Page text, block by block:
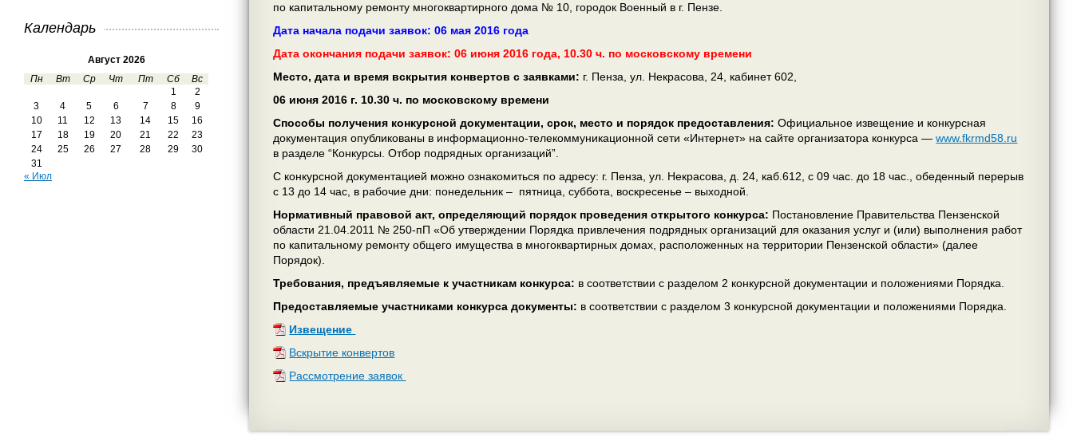
Календарь
Август 2026
Пн
Вт Ср Чт Пт Сб
Вс
1
2
3
4 5 6 7 8
9
10
11 12 13 14 15
16
17
18 19 20 21 22
23
24
25 26 27 28 29
30
31
« Июл
по капитальному ремонту многоквартирного дома № 10, городок Военный в г. Пензе.
Дата начала подачи заявок: 06 мая 2016 года
Дата окончания подачи заявок: 06 июня 2016 года, 10.30 ч. по московскому времени
Место, дата и время вскрытия конвертов с заявками: г. Пенза, ул. Некрасова, 24, кабинет 602,
06 июня 2016 г. 10.30 ч. по московскому времени
Способы получения конкурсной документации, срок, место и порядок предоставления:Официальное извещение и конкурсная
документация опубликованы в информационно-телекоммуникационной сети «Интернет» на сайте организатора конкурса —www.fkrmd58.ru
в разделе “Конкурсы. Отбор подрядных организаций”.
С конкурсной документацией можно ознакомиться по адресу: г. Пенза, ул. Некрасова, д. 24, каб.612, с 09 час. до 18 час., обеденный перерыв
с 13 до 14 час, в рабочие дни: понедельник – пятница, суббота, воскресенье – выходной.
Нормативный правовой акт, определяющий порядок проведения открытого конкурса: Постановление Правительства Пензенской
области 21.04.2011 № 250-пП «Об утверждении Порядка привлечения подрядных организаций для оказания услуг и (или) выполнения работ
по капитальному ремонту общего имущества в многоквартирных домах, расположенных на территории Пензенской области» (далее
Порядок).
Требования, предъявляемые к участникам конкурса: в соответствии с разделом 2 конкурсной документации и положениями Порядка.
Предоставляемые участниками конкурса документы: в соответствии с разделом 3 конкурсной документации и положениями Порядка.
Извещение
Вскрытие конвертов
Рассмотрение заявок